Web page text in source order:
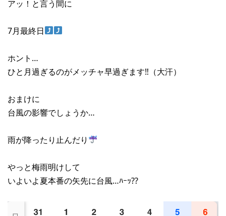
アッ！と言う間に
7月最終日
ホント…
ひと月過ぎるのがメッチャ早過ぎます‼︎（大汗）
おまけに
台風の影響でしょうか…
雨が降ったり止んだり
やっと梅雨明けして
いよいよ夏本番の矢先に台風…ﾊｰｯ?‍?